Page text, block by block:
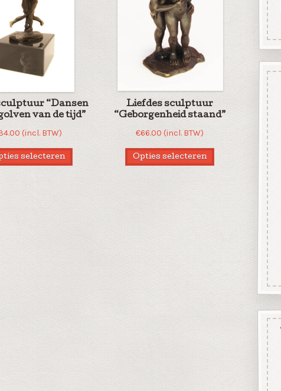
“Dansen
van de tijd”
(incl. BTW)
selecteren
Liefdes sculptuur
“Geborgenheid staand”
€66.00 (incl. BTW)
Opties selecteren